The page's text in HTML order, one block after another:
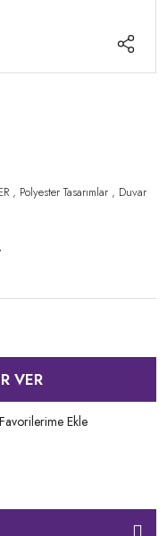
, Polyester Tasarımlar , Duvar
VER